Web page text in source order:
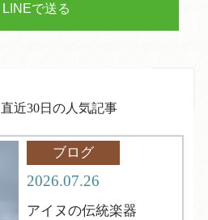
LINEで送る
直近30日の人気記事
ブログ
2026.07.26
アイヌの伝統楽器